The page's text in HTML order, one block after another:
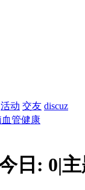
活动 交友 discuz
管健康
日: 0|